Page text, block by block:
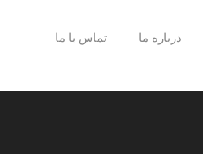
درباره ما تماس با ما